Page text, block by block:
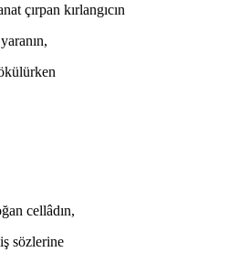
çırpan kırlangıcın
cellâdın,
sözlerine